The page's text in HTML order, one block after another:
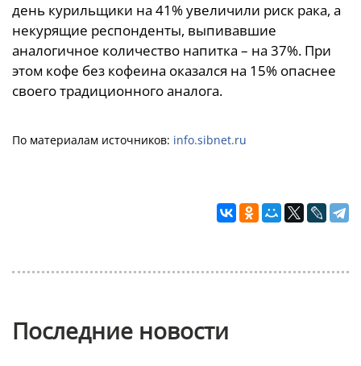
день курильщики на 41% увеличили риск рака, а
некурящие респонденты, выпивавшие
аналогичное количество напитка – на 37%. При
этом кофе без кофеина оказался на 15% опаснее
своего традиционного аналога.
По материалам источников: info.sibnet.ru
Последние новости